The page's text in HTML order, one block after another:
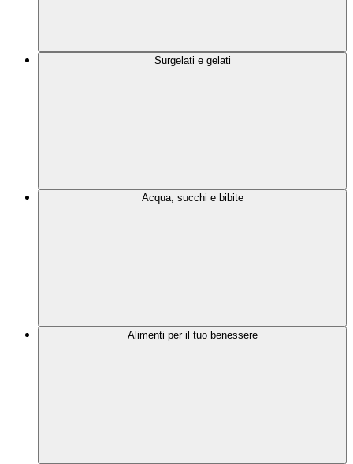
Surgelati e gelati
Acqua, succhi e bibite
Alimenti per il tuo benessere